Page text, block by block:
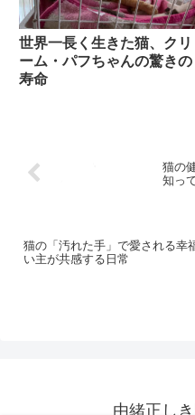
世界一長く生きた猫、クリ
ーム・パフちゃんの驚きの
寿命
猫の
知っ
猫の「汚れた手」で愛される幸
い主が共感する日常
由緒正し